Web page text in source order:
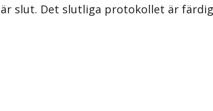
slut. Det slutliga protokollet är